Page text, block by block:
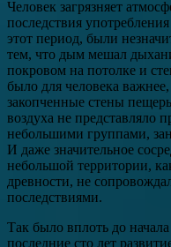
Человек загрязняет
последствия
этот период, были
тем, что дым мешал
покровом на потолке и
было для человека
закопченные стены
воздуха не представляло
небольшими группами,
И даже значительное
небольшой территории,
древности, не
последствиями.
Так было вплоть до
последние сто лет